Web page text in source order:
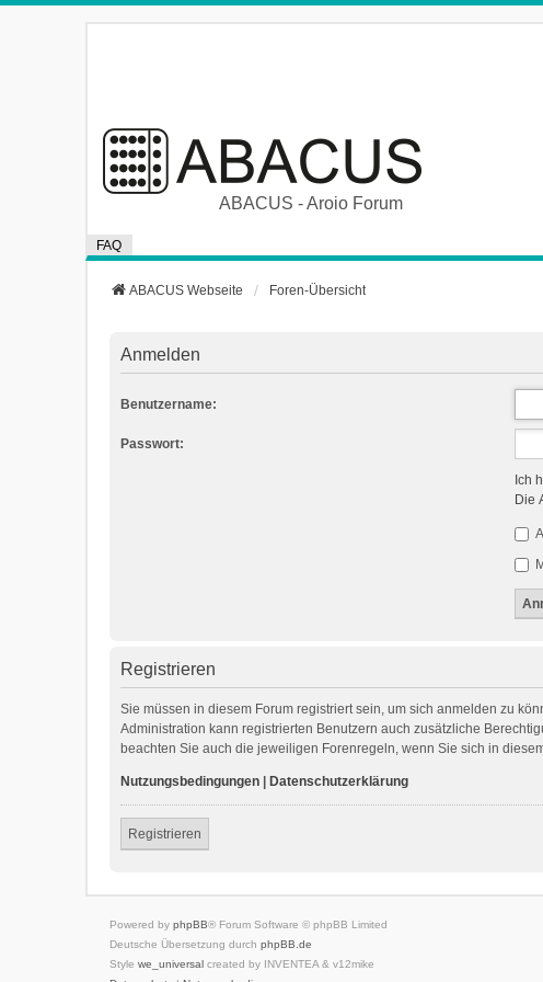
ABACUS - Aroio Forum
FAQ
ABACUS Webseite Foren-Übersicht
Anmelden
Benutzername:
Passwort:
Ich
Die
Registrieren
Sie müssen in diesem Forum registriert sein, um sich anmelden zu
Administration kann registrierten Benutzern auch zusätzliche
beachten Sie auch die jeweiligen Forenregeln, wenn Sie sich in
Nutzungsbedingungen Datenschutzerklärung
Registrieren
Powered byphpBB® Forum Software © phpBB Limited
Deutsche Übersetzung durchphpBB.de
Stylewe_universal created by INVENTEA & v12mike